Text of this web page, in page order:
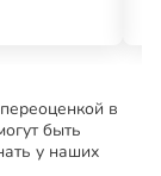
в
быть
у наших